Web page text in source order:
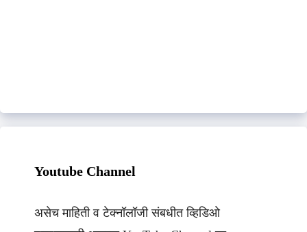
Youtube Channel
असेच माहिती व टेक्नॉलॉजी संबधीत व्हिडिओ